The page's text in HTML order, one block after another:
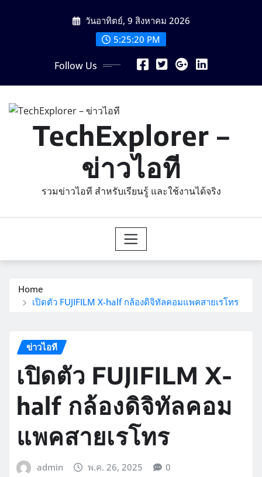
วันอาทิตย์, 9 สิงหาคม 2026
5:25:22 PM
Follow Us
TechExplorer –
ข่าวไอที
รวมข่าวไอที สำหรับเรียนรู้ และใช้งานได้จริง
Home
เปิดตัว FUJIFILM X-half กล้องดิจิทัลคอมแพคสายเรโทร
ข่าวไอที
เปิดตัว FUJIFILM X-
half กล้องดิจิทัลคอม
แพคสายเรโทร
admin พ.ค. 26, 2025 0